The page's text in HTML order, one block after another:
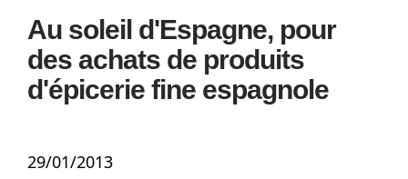
Au soleil d'Espagne, pour
des achats de produits
d'épicerie fine espagnole
29/01/2013